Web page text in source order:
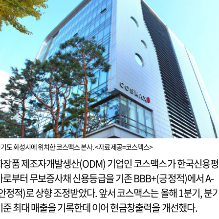
도 화성시에 위치한 코스맥스 본사. <자료제공=코스맥스>
장품 제조자개발생산(ODM) 기업인 코스맥스가 한국신용평
로부터 무보증사채 신용등급을 기존 BBB+(긍정적)에서 A-
정적)로 상향 조정받았다. 앞서 코스맥스는 올해 1분기, 분
준 최대 매출을 기록한데 이어 현금창출력을 개선했다.